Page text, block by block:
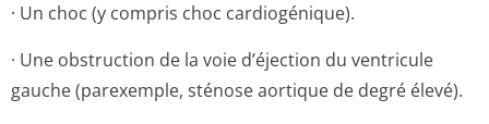
· Un choc (y compris choc cardiogénique).
· Une obstruction de la voie d’éjection du ventricule
gauche (parexemple, sténose aortique de degré élevé).